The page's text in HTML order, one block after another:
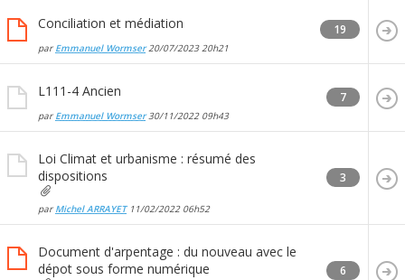
Conciliation et médiation
par Emmanuel Wormser20/07/202320h21
19
L111-4 Ancien
par Emmanuel Wormser30/11/2022 09h43
7
Loi Climat et urbanisme : résumé des
dispositions
par Michel ARRAYET11/02/2022 06h52
3
Document d'arpentage : du nouveau avec le
dépot sous forme numérique
6